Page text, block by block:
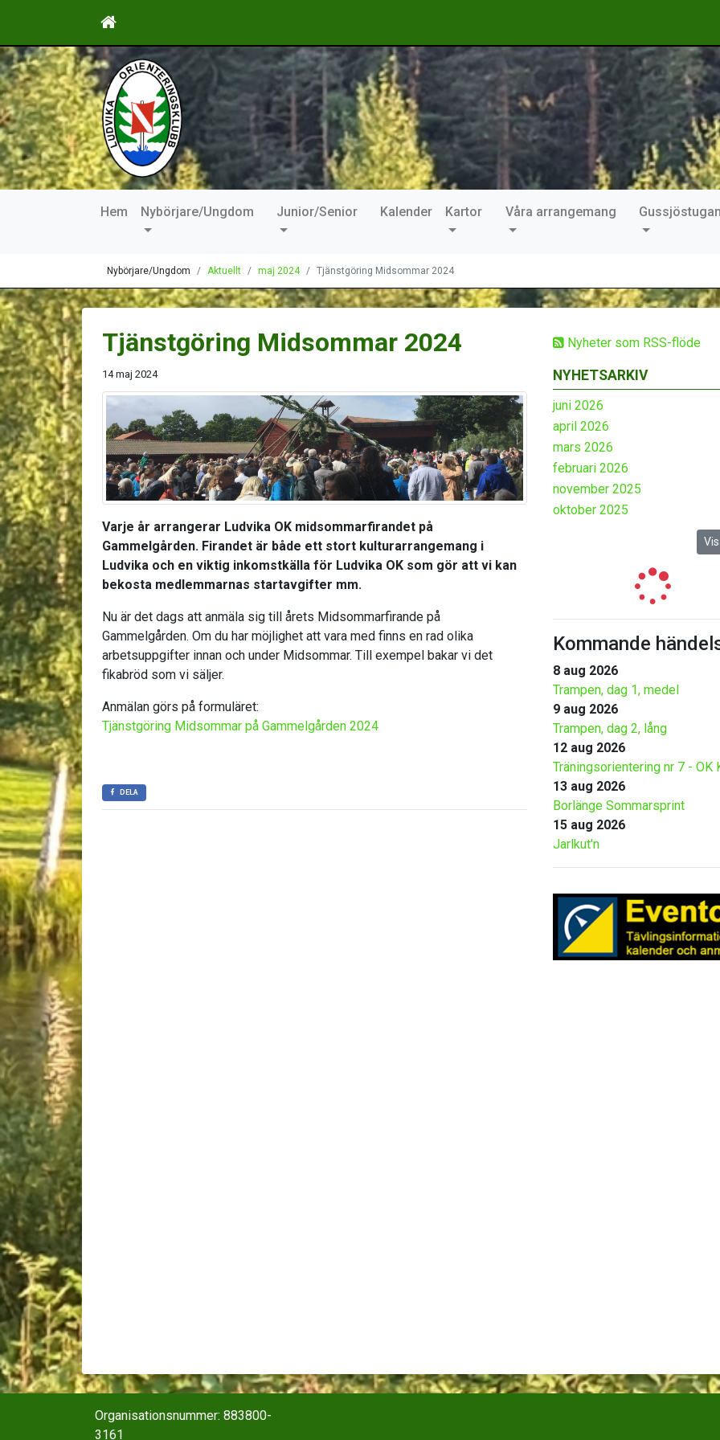
Hem Nybörjare/Ungdom Junior/Senior Kalender Kartor Våra arrangemang
Nybörjare/Ungdom Aktuellt maj 2024 Tjänstgöring Midsommar 2024
Nyheter som RSS-flöde
NYHETSARKIV
juni 2026
april 2026
mars 2026
februari 2026
november 2025
oktober 2025
Kommande
8 aug 2026
Trampen, dag 1, medel
9 aug 2026
Trampen, dag 2, lång
12 aug 2026
Träningsorientering nr 7 - OK
13 aug 2026
Borlänge Sommarsprint
15 aug 2026
Jarlkut'n
Tjänstgöring Midsommar 2024
14 maj 2024
Varje år arrangerar Ludvika OK midsommarfirandet på
Gammelgården. Firandet är både ett stort kulturarrangemang i
Ludvika och en viktig inkomstkälla för Ludvika OK som gör att vi kan
bekosta medlemmarnas startavgifter mm.
Nu är det dags att anmäla sig till årets Midsommarfirande på
Gammelgården. Om du har möjlighet att vara med finns en rad olika
arbetsuppgifter innan och under Midsommar. Till exempel bakar vi det
fikabröd som vi säljer.
Anmälan görs på formuläret:
Tjänstgöring Midsommar på Gammelgården 2024
DELA
Organisationsnummer: 883800-
3161